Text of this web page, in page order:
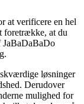
at verificere en hel
foretrække, at du
JaBaDaBaDo
løsninger
Derudover
mulighed for